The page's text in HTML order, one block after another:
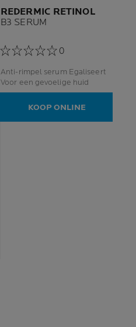
REDERMIC RETINOL
B3 SERUM
0
Anti-rimpel serum Egaliseert
Voor een gevoelige huid
KOOP ONLINE